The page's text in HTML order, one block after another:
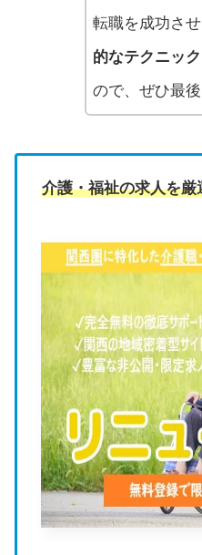
転職を成功さ
的なテクニック
ので、ぜひ最
介護・福祉の求人を厳